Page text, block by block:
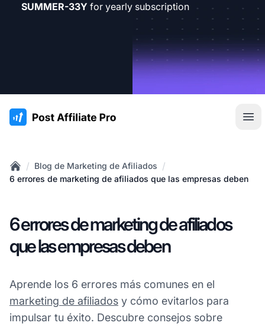
SUMMER-33Y for yearly subscription
:site.title
Home
/ Blog de Marketing de Afiliados /
6 errores de marketing de afiliados que las empresas deben
6 errores de marketing de afiliados
que las empresas deben
Aprende los 6 errores más comunes en el
marketing de afiliados y cómo evitarlos para
impulsar tu éxito. Descubre consejos sobre